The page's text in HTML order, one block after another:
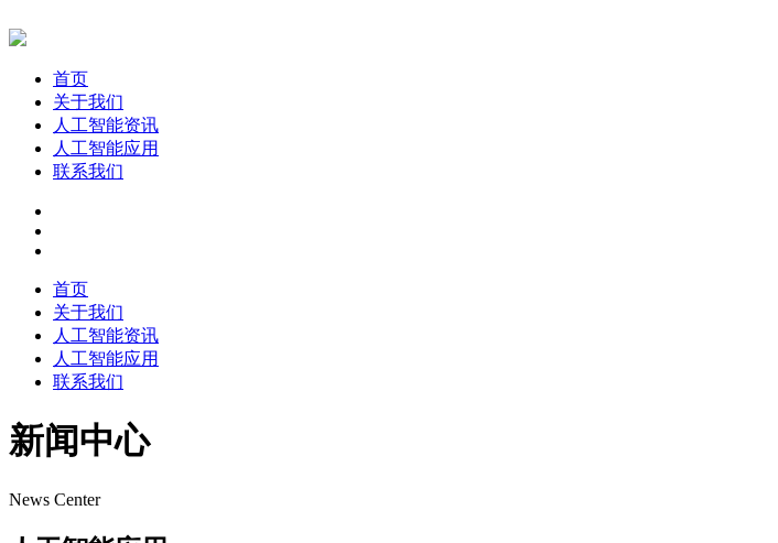
首页
关于我们
人工智能资讯
人工智能应用
联系我们
首页
关于我们
人工智能资讯
人工智能应用
联系我们
新闻中心
News Center